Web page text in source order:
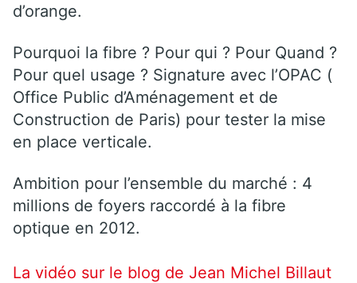
d’orange.
Pourquoi la fibre ? Pour qui ? Pour Quand ?
Pour quel usage ? Signature avec l’OPAC (
Office Public d’Aménagement et de
Construction de Paris) pour tester la mise
en place verticale.
Ambition pour l’ensemble du marché : 4
millions de foyers raccordé à la fibre
optique en 2012.
La vidéo sur le blog de Jean Michel Billaut